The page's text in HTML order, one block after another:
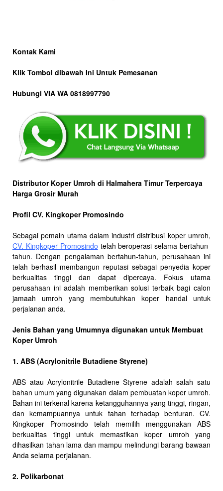
Kontak Kami
Klik Tombol dibawah Ini Untuk Pemesanan
Hubungi VIA WA 0818997790
Distributor Koper Umroh di Halmahera Timur Terpercaya
Harga Grosir Murah
Profil CV. Kingkoper Promosindo
Sebagai pemain utama dalam industri distribusi koper umroh,
CV. Kingkoper Promosindo telah beroperasi selama bertahun-
tahun. Dengan pengalaman bertahun-tahun, perusahaan ini
telah berhasil membangun reputasi sebagai penyedia koper
berkualitas tinggi dan dapat dipercaya. Fokus utama
perusahaan ini adalah memberikan solusi terbaik bagi calon
jamaah umroh yang membutuhkan koper handal untuk
perjalanan anda.
Jenis Bahan yang Umumnya digunakan untuk Membuat
Koper Umroh
1. ABS (Acrylonitrile Butadiene Styrene)
ABS atau Acrylonitrile Butadiene Styrene adalah salah satu
bahan umum yang digunakan dalam pembuatan koper umroh.
Bahan ini terkenal karena ketangguhannya yang tinggi, ringan,
dan kemampuannya untuk tahan terhadap benturan. CV.
Kingkoper Promosindo telah memilih menggunakan ABS
berkualitas tinggi untuk memastikan koper umroh yang
dihasilkan tahan lama dan mampu melindungi barang bawaan
Anda selama perjalanan.
2. Polikarbonat